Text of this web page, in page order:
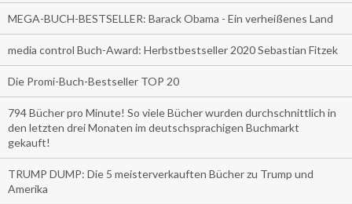
MEGA-BUCH-BESTSELLER: Barack Obama - Ein verheißenes Land
media control Buch-Award: Herbstbestseller 2020 Sebastian Fitzek
Die Promi-Buch-Bestseller TOP 20
794 Bücher pro Minute! So viele Bücher wurden durchschnittlich in
den letzten drei Monaten im deutschsprachigen Buchmarkt
gekauft!
TRUMP DUMP: Die 5 meisterverkauften Bücher zu Trump und
Amerika